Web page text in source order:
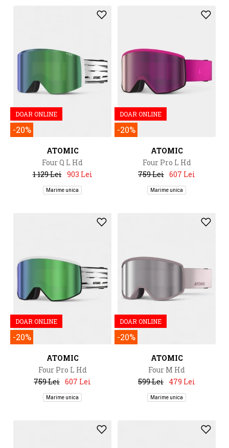
DOAR ONLINE
-20%
ATOMIC
Four Q L Hd
1 129 Lei 903 Lei
Marime unica
DOAR ONLINE
-20%
ATOMIC
Four Pro L Hd
759 Lei 607 Lei
Marime unica
DOAR ONLINE
-20%
ATOMIC
Four Pro L Hd
759 Lei 607 Lei
Marime unica
DOAR ONLINE
-20%
ATOMIC
Four M Hd
599 Lei 479 Lei
Marime unica